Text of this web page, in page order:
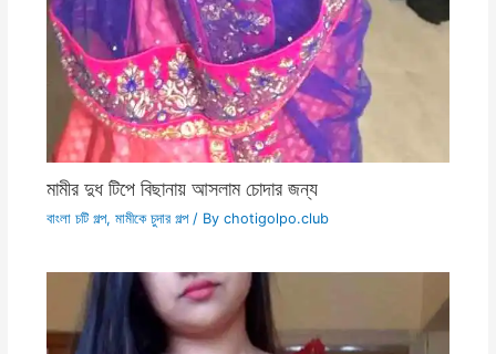
মামীর দুধ টিপে বিছানায় আসলাম চোদার জন্য
বাংলা চটি গল্প, মামীকে চুদার গল্প/ By chotigolpo.club